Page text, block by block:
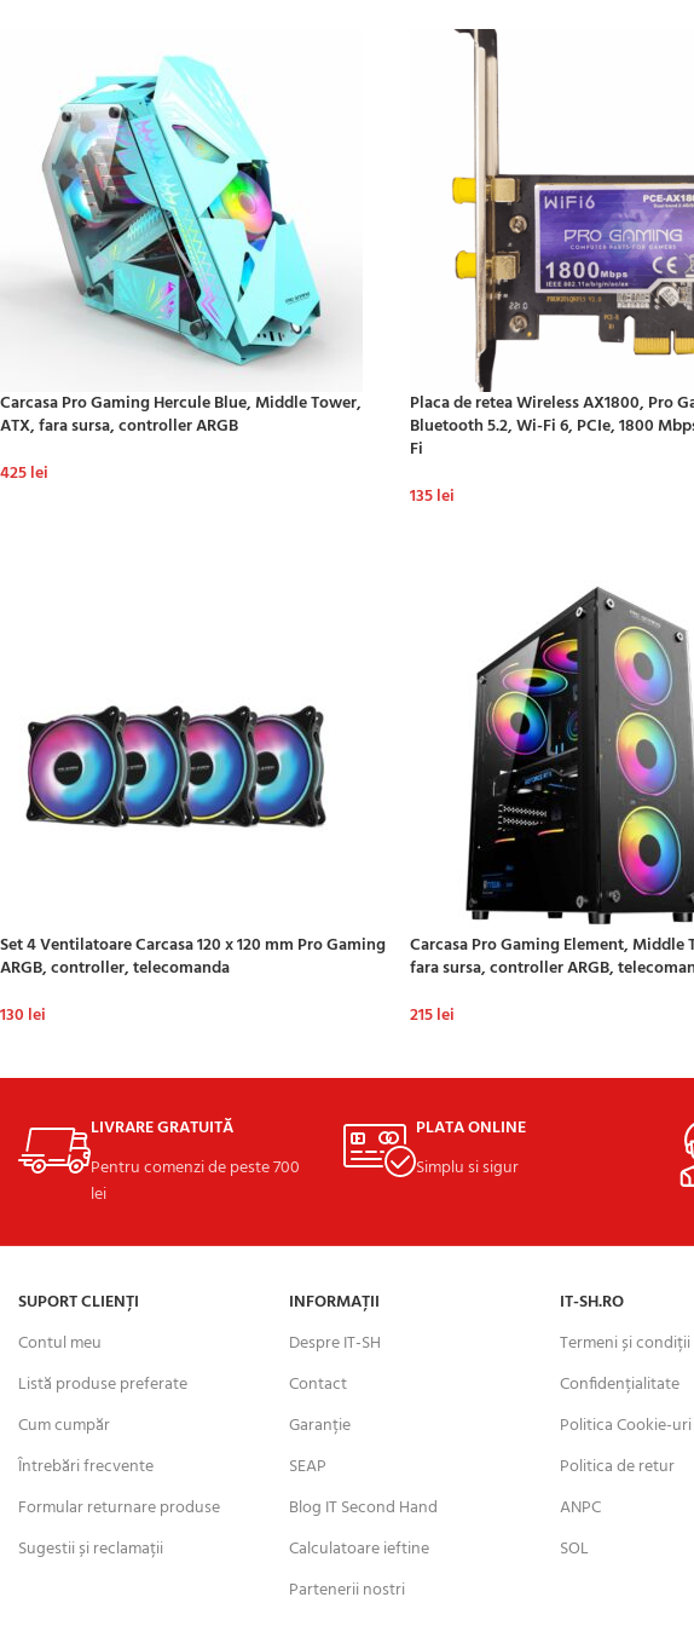
Carcasa Pro Gaming Hercule Blue, Middle Tower,
ATX, fara sursa, controller ARGB
425lei
Placa de retea Wireless AX1800, Pro
Bluetooth 5.2, Wi-Fi 6, PCIe, 1800
Fi
135lei
Set 4 Ventilatoare Carcasa 120 x 120 mm Pro Gaming
ARGB, controller, telecomanda
130 lei
Carcasa Pro Gaming Element, Middle
fara sursa, controller ARGB,
215lei
LIVRARE GRATUITĂ
Pentru comenzi de peste 700
lei
PLATA ONLINE
Simplu si sigur
SUPORT CLIENȚI
Contul meu
Listă produse preferate
Cum cumpăr
Întrebări frecvente
Formular returnare produse
Sugestii și reclamații
INFORMAȚII
Despre IT-SH
Contact
Garanție
SEAP
Blog IT Second Hand
Calculatoare ieftine
Partenerii nostri
IT-SH.RO
Termeni și condiții
Confidențialitate
Politica Cookie-uri
Politica de retur
ANPC
SOL